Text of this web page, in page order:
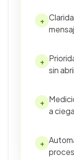
+
+
sin
+
a
+